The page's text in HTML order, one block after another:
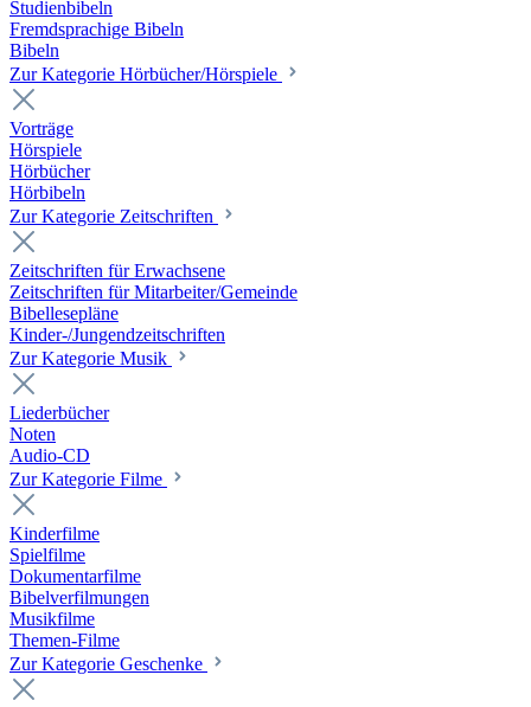
Studienbibeln
Fremdsprachige Bibeln
Bibeln
Zur Kategorie Hörbücher/Hörspiele
Vorträge
Hörspiele
Hörbücher
Hörbibeln
Zur Kategorie Zeitschriften
Zeitschriften für Erwachsene
Zeitschriften für Mitarbeiter/Gemeinde
Bibellesepläne
Kinder-/Jungendzeitschriften
Zur Kategorie Musik
Liederbücher
Noten
Audio-CD
Zur Kategorie Filme
Kinderfilme
Spielfilme
Dokumentarfilme
Bibelverfilmungen
Musikfilme
Themen-Filme
Zur Kategorie Geschenke